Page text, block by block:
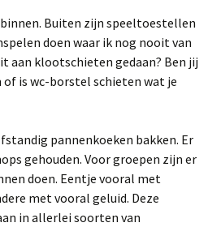
binnen. Buiten zijn speeltoestellen
doen waar ik nog nooit van
aan klootschieten gedaan? Ben jij
is wc-borstel schieten wat je
pannenkoeken bakken. Er
gehouden. Voor groepen zijn er
doen. Eentje vooral met
met vooral geluid. Deze
in allerlei soorten van